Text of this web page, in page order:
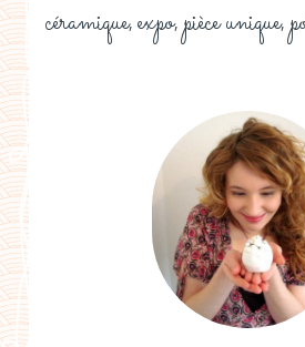
céramique, expo, pièce unique,